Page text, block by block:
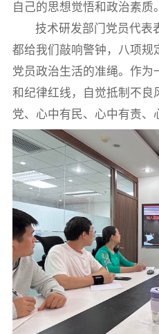
自己的思想觉悟和政治素质。
技术研发部门党员代表
都给我们敲响警钟，八项规
党员政治生活的准绳。作为
和纪律红线，自觉抵制不良
党、心中有民、心中有责、